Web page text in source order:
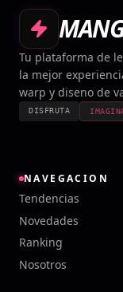
Tu plataforma de
la mejor
warp y diseno de
DISFRUTA
NAVEGACION
Tendencias
Novedades
Ranking
Nosotros